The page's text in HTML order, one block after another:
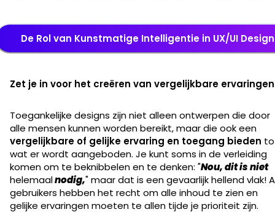
De Rol van Kunstmatige Intelligentie in UX/UI Design
Zet je in voor het creëren van vergelijkbare
Toegankelijke designs zijn niet alleen ontwerpen die door
alle mensen kunnen worden bereikt, maar die ook een
vergelijkbare of gelijke ervaring en toegang bieden
wat er wordt aangeboden. Je kunt soms in de verleiding
komen om te beknibbelen en te denken: "Nou, dit is niet
helemaalnodig," maar dat is een gevaarlijk hellend vlak!
gebruikers hebben het recht om alle inhoud te zien en
gelijke ervaringen moeten te allen tijde je prioriteit zijn.